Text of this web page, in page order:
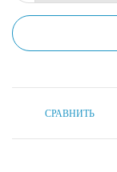
СРАВНИТЬ